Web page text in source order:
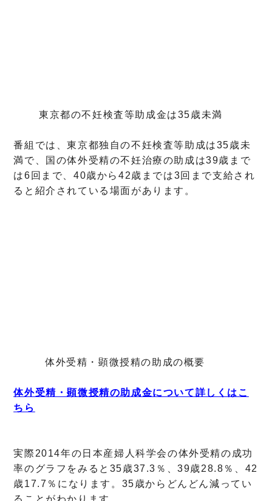
東京都の不妊検査等助成金は35歳未満
番組では、東京都独自の不妊検査等助成は35歳未
満で、国の体外受精の不妊治療の助成は39歳まで
は6回まで、40歳から42歳までは3回まで支給され
ると紹介されている場面があります。
体外受精・顕微授精の助成の概要
体外受精・顕微授精の助成金について詳しくはこ
ちら
実際2014年の日本産婦人科学会の体外受精の成功
率のグラフをみると35歳37.3％、39歳28.8％、42
歳17.7％になります。35歳からどんどん減ってい
ることがわかります。